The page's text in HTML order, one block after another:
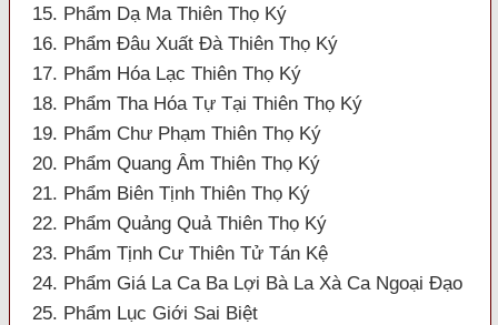
15. Phẩm Dạ Ma Thiên Thọ Ký
16. Phẩm Đâu Xuất Đà Thiên Thọ Ký
17. Phẩm Hóa Lạc Thiên Thọ Ký
18. Phẩm Tha Hóa Tự Tại Thiên Thọ Ký
19. Phẩm Chư Phạm Thiên Thọ Ký
20. Phẩm Quang Âm Thiên Thọ Ký
21. Phẩm Biên Tịnh Thiên Thọ Ký
22. Phẩm Quảng Quả Thiên Thọ Ký
23. Phẩm Tịnh Cư Thiên Tử Tán Kệ
24. Phẩm Giá La Ca Ba Lợi Bà La Xà Ca Ngoại Đạo
25. Phẩm Lục Giới Sai Biệt